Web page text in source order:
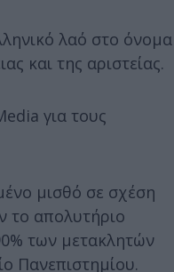
λαό στο όνομα
και της αριστείας.
για τους
μισθό σε σχέση
το απολυτήριο
των μετακλητών
Πανεπιστημίου.